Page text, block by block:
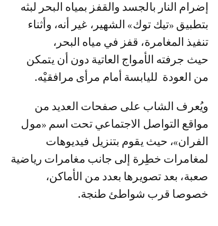
إضرام النار بالجسد والقفز بمياه البحر لبثه
بتطبيق «تيك توك» الشهير، غير أنه، وأثناء
تنفيذ المغامرة، قفز في مياه البحر،
حيث جرفته الأمواج العاتية دون أن يتمكن
من العودة لليابسة أمام مرأى مرافقيْه.
ويُعرف الشاب على صفحات العديد من
مواقع التواصل الاجتماعي تحت اسم «مول
الفران»، حيث يقوم بتنزيل فيديوهات
لمغامرات خطِرة إلى جانب مغامرات رياضية
صعبة، بعد تصويرها بعدد من الأماكن،
خصوصا قرب شواطئ طنجة.